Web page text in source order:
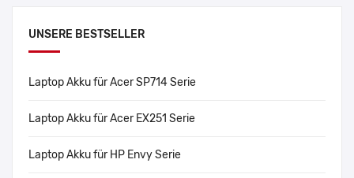
UNSERE BESTSELLER
Laptop Akku für Acer SP714 Serie
Laptop Akku für Acer EX251 Serie
Laptop Akku für HP Envy Serie